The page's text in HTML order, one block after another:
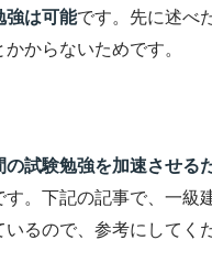
強は可能です。先に述べ
からないためです。
の試験勉強を加速させる
す。下記の記事で、一級
るので、参考にしてく